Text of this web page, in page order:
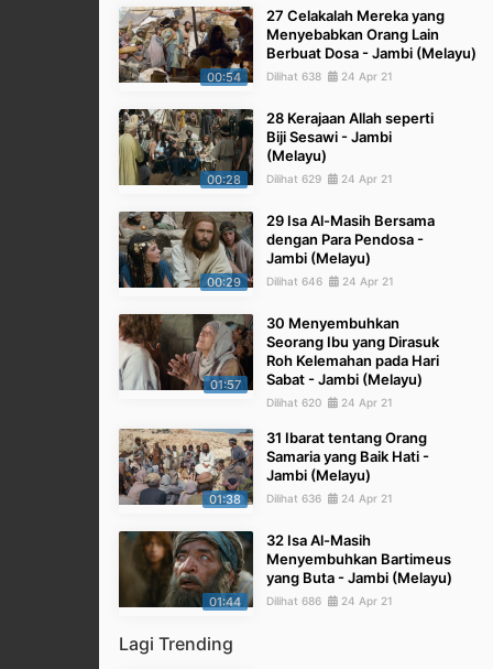
00:54
27 Celakalah Mereka yang
Menyebabkan Orang Lain
Berbuat Dosa - Jambi (Melayu)
Dilihat 638 24 Apr 21
00:28
28 Kerajaan Allah seperti
Biji Sesawi - Jambi
(Melayu)
Dilihat 629 24 Apr 21
00:29
29 Isa Al-Masih Bersama
dengan Para Pendosa -
Jambi (Melayu)
Dilihat 646 24 Apr 21
01:57
30 Menyembuhkan
Seorang Ibu yang Dirasuk
Roh Kelemahan pada Hari
Sabat - Jambi (Melayu)
Dilihat 620 24 Apr 21
01:38
31 Ibarat tentang Orang
Samaria yang Baik Hati -
Jambi (Melayu)
Dilihat 636 24 Apr 21
01:44
32 Isa Al-Masih
Menyembuhkan Bartimeus
yang Buta - Jambi (Melayu)
Dilihat 686 24 Apr 21
Lagi Trending